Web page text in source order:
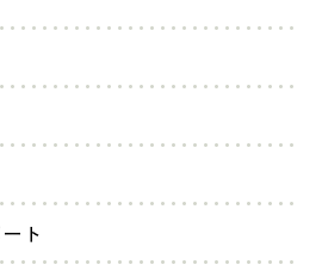
ト